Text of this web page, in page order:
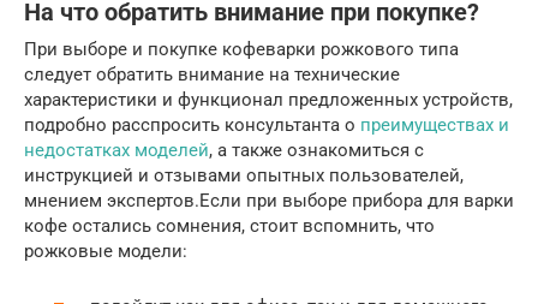
На что обратить внимание при покупке?
При выборе и покупке кофеварки рожкового типа
следует обратить внимание на технические
характеристики и функционал предложенных устройств,
подробно расспросить консультанта о преимуществах и
недостатках моделей, а также ознакомиться с
инструкцией и отзывами опытных пользователей,
мнением экспертов.Если при выборе прибора для варки
кофе остались сомнения, стоит вспомнить, что
рожковые модели: